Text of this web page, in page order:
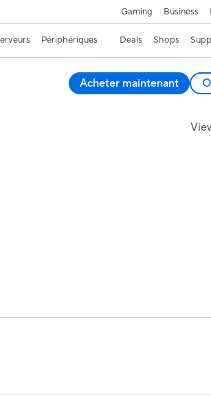
Gaming Business
Périphériques Deals Shops
Acheter maintenant